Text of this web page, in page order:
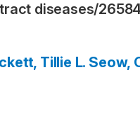
diseases/
Tillie L. Seow,